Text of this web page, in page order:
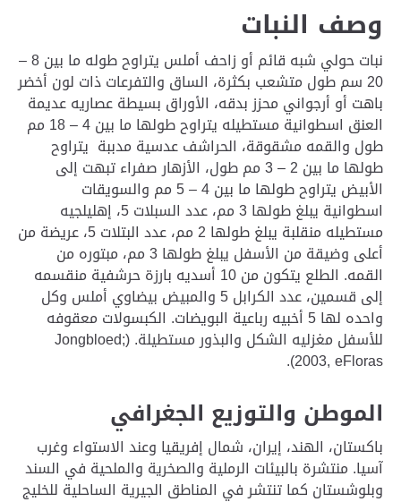
وصف النبات
نبات حولي شبه قائم أو زاحف أملس يتراوح طوله ما بين 8 –
20 سم طول متشعب بكثرة، الساق والتفرعات ذات لون أخضر
باهت أو أرجواني محزز بدقه، الأوراق بسيطة عصاريه عديمة
العنق اسطوانية مستطيله يتراوح طولها ما بين 4 – 18 مم
طول والقمه مشقوقة، الحراشف عدسية مدببة يتراوح
طولها ما بين 2 – 3 مم طول، الأزهار صفراء تبهت إلى
الأبيض يتراوح طولها ما بين 4 – 5 مم والسويقات
اسطوانية يبلغ طولها 3 مم، عدد السبلات 5، إهليلجيه
مستطيله منقلبة يبلغ طولها 2 مم، عدد البتلات 5، عريضة من
أعلى وضيقة من الأسفل يبلغ طولها 3 مم، مبتوره من
القمه. الطلع يتكون من 10 أسديه بارزة حرشفية منقسمه
إلى قسمين، عدد الكرابل 5 والمبيض بيضاوي أملس وكل
واحده لها 5 أخبيه رباعية البويضات. الكبسولات معقوفه
للأسفل مغزليه الشكل والبذور مستطيلة. (Jongbloed;
2003, eFloras).
الموطن والتوزيع الجغرافي
باكستان، الهند، إيران، شمال إفريقيا وعند الاستواء وغرب
آسيا. منتشرة بالبيئات الرملية والصخرية والملحية في السند
وبلوشستان كما تنتشر في المناطق الجيرية الساحلية للخليج